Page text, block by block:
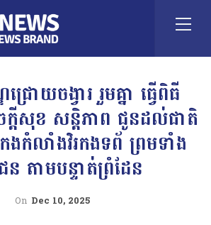
រោយចង្វារ រួមគ្នា ធ្វើពិធី
សុខ សន្តិភាព ជូនដល់ជាតិ
កំលាំងវិរកងទព័ ព្រមទាំង
ន តាមបន្ទាត់ព្រំដែន
On Dec 10, 2025